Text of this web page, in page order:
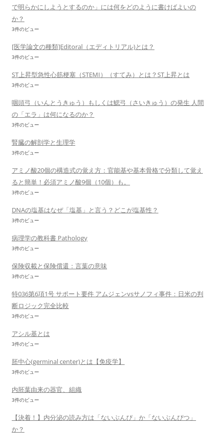
で明らかにしようとするのか」には何をどのように書けばよいの
か？
3件のビュー
[医学論文の種類]Editoral（エディトリアル)とは？
3件のビュー
ST上昇型急性心筋梗塞（STEMI）（すてみ）とは？ST上昇とは
3件のビュー
咽頭弓（いんとうきゅう）もしくは鰓弓（さいきゅう）の発生 人間
の「エラ」は何になるのか？
3件のビュー
腎臓の解剖学と生理学
3件のビュー
アミノ酸20個の構造式の覚え方：官能基や基本骨格で分類して覚え
ると簡単！必須アミノ酸9個（10個）も。
3件のビュー
DNAの塩基はなぜ「塩基」と言う？どこが塩基性？
3件のビュー
病理学の教科書 Pathology
3件のビュー
保険収載と保険償還：言葉の意味
3件のビュー
特036第6項1号 サポート要件 アムジェンvsサノフィ事件：日米の判
断ロジック完全比較
3件のビュー
アシル基とは
3件のビュー
胚中心(germinal center)とは【免疫学】
3件のビュー
内胚葉由来の器官、組織
3件のビュー
【決着！】内分泌の読み方は「ないぶんぴ」か「ないぶんぴつ」
か？